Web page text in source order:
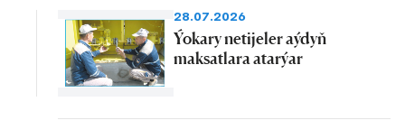
28.07.2026
Ýokary netijeler aýdyň
maksatlara atarýar